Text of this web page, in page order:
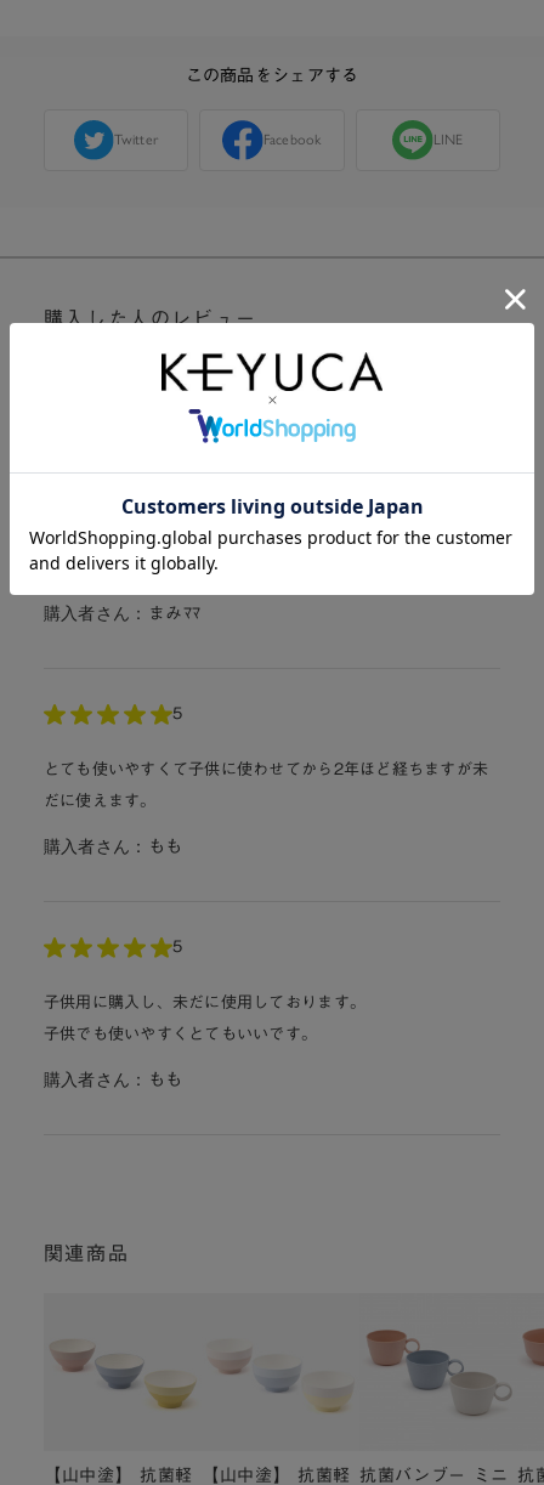
この商品をシェアする
Twitter Facebook LINE
購入した人のレビュー
4.7
孫の為に購入。
1人で使うのにちょうど良いそうです。🙆
購入者さん： まみﾏﾏ
5
とても使いやすくて子供に使わせてから2年ほど経ちますが未
だに使えます。
購入者さん： もも
5
子供用に購入し、未だに使用しております。
子供でも使いやすくとてもいいです。
購入者さん： もも
関連商品
【山中塗】 抗菌軽
【山中塗】 抗菌軽
抗菌バンブー ミニ
抗